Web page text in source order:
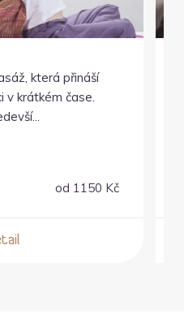
která přináší
v krátkém čase.
od 1150 Kč